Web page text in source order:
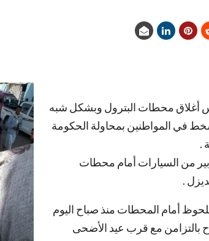
أغلاق محطات البترول وبشكل شبه
في المواطنين بمحاولة الحكومة
.
من السيارات أمام محطات
.
أمام المحطات منذ صباح اليوم
بالتزامن مع قرب عيد الأضحى